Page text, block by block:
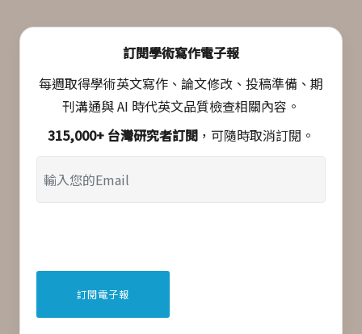
訂閱學術寫作電子報
每週取得學術英文寫作、論文修改、投稿準備、期
刊溝通與 AI 時代英文品質檢查相關內容。
315,000+ 台灣研究者訂閱 ，可隨時取消訂閱。